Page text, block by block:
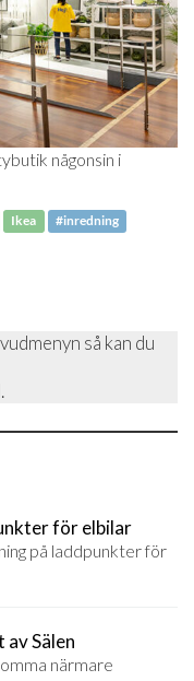
någonsin i
Ikea #inredning
så kan du
för elbilar
på laddpunkter för
Sälen
närmare